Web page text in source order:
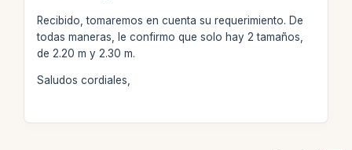
Recibido, tomaremos en cuenta su requerimiento. De
todas maneras, le confirmo que solo hay 2 tamaños,
de 2.20 m y 2.30 m.
Saludos cordiales,